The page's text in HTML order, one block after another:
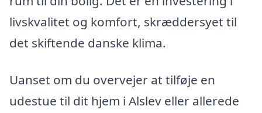
livskvalitet og komfort, skræddersyet til
det skiftende danske klima.
Uanset om du overvejer at tilføje en
udestue til dit hjem i Alslev eller allerede